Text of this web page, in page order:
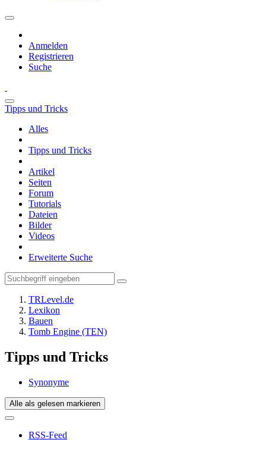
Anmelden
Registrieren
Suche
Tipps und Tricks
Alles
Tipps und Tricks
Artikel
Seiten
Forum
Tutorials
Dateien
Bilder
Videos
Erweiterte Suche
TRLevel.de
Lexikon
Bauen
Tomb Engine (TEN)
Tipps und Tricks
Synonyme
Alle als gelesen markieren
RSS-Feed